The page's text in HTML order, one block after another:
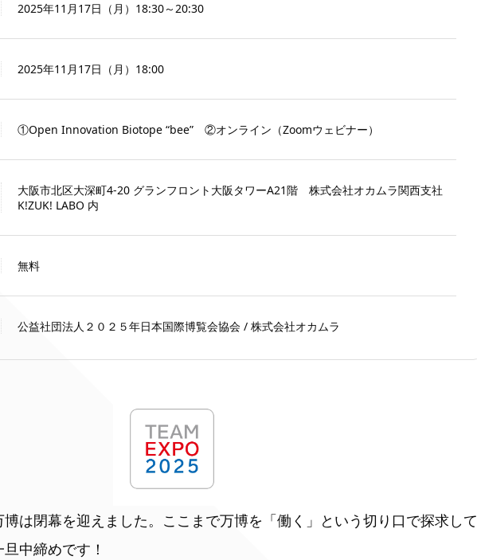
2025年11月17日（月）18:30～20:30
2025年11月17日（月）18:00
①Open Innovation Biotope “bee” ②オンライン（Zoomウェビナー）
大阪市北区大深町4-20 グランフロント大阪タワーA21階 株式会社オカムラ関西支社
K!ZUK! LABO 内
無料
公益社団法人２０２５年日本国際博覧会協会 / 株式会社オカムラ
は閉幕を迎えました。ここまで万博を「働く」という切り口で探求して
中締めです！